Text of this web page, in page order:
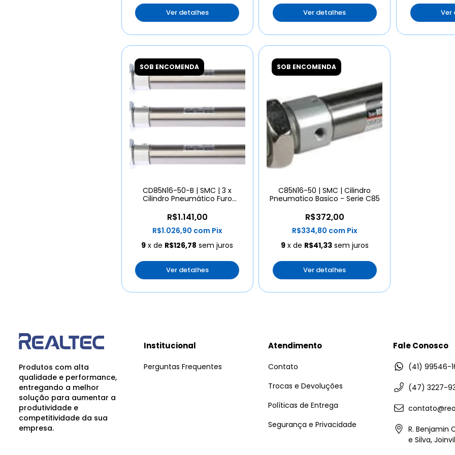
Ver detalhes Ver detalhes Ver
SOB ENCOMENDA
CD85N16-50-B | SMC | 3 x
Cilindro Pneumático Furo
R$1.141,00
R$1.026,90 com Pix
9 x de R$126,78 sem juros
Ver detalhes
SOB ENCOMENDA
C85N16-50 | SMC | Cilindro
Pneumatico Basico - Serie C85
R$372,00
R$334,80 com Pix
9 x de R$41,33 sem juros
Ver detalhes
Produtos com alta
qualidade e performance,
entregando a melhor
solução para aumentar a
produtividade e
competitividade da sua
empresa.
Institucional
Perguntas Frequentes
Atendimento
Contato
Trocas e Devoluções
Políticas de Entrega
Segurança e Privacidade
Fale Conosco
(41) 99546-
(47) 3227-
R. Benjamin
e Silva,